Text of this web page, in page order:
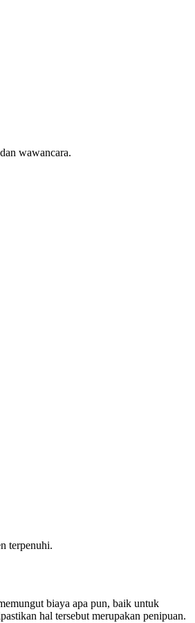
wawancara.
terpenuhi.
biaya apa pun, baik untuk
hal tersebut merupakan penipuan.